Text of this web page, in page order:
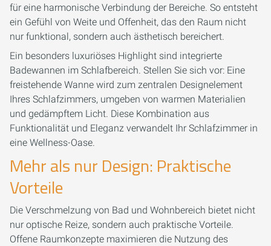
für eine harmonische Verbindung der Bereiche. So entsteht
ein Gefühl von Weite und Offenheit, das den Raum nicht
nur funktional, sondern auch ästhetisch bereichert.
Ein besonders luxuriöses Highlight sind integrierte
Badewannen im Schlafbereich. Stellen Sie sich vor: Eine
freistehende Wanne wird zum zentralen Designelement
Ihres Schlafzimmers, umgeben von warmen Materialien
und gedämpftem Licht. Diese Kombination aus
Funktionalität und Eleganz verwandelt Ihr Schlafzimmer in
eine Wellness-Oase.
Mehr als nur Design: Praktische
Vorteile
Die Verschmelzung von Bad und Wohnbereich bietet nicht
nur optische Reize, sondern auch praktische Vorteile.
Offene Raumkonzepte maximieren die Nutzung des